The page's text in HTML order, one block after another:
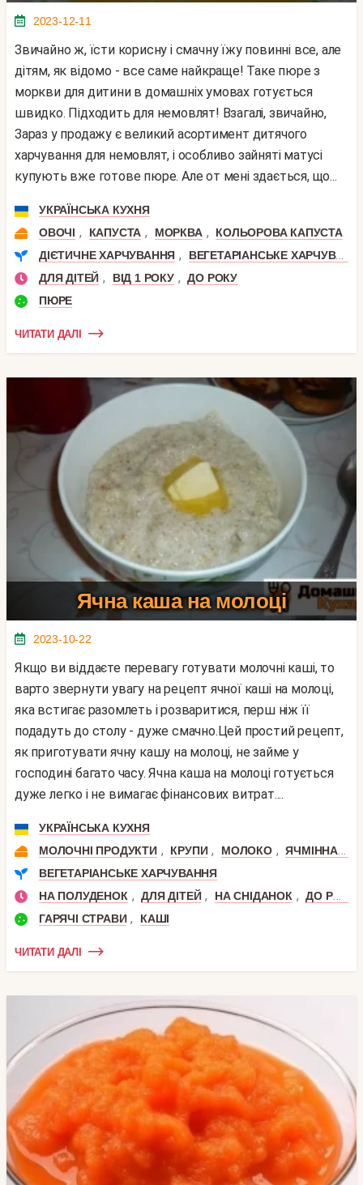
2023-12-11
Звичайно ж, їсти корисну і смачну їжу повинні все, але
дітям, як відомо - все саме найкраще! Таке пюре з
моркви для дитини в домашніх умовах готується
швидко. Підходить для немовлят! Взагалі, звичайно,
Зараз у продажу є великий асортимент дитячого
харчування для немовлят, і особливо зайняті матусі
купують вже готове пюре. Але от мені здається, що...
УКРАЇНСЬКА КУХНЯ
ОВОЧІ , КАПУСТА , МОРКВА ,
КОЛЬОРОВА КАПУСТА
ДІЄТИЧНЕ ХАРЧУВАННЯ ,
ВЕГЕТАРІАНСЬКЕ ХАРЧУВАННЯ
ДЛЯ ДІТЕЙ , ВІД 1 РОКУ , ДО РОКУ
ПЮРЕ
ЧИТАТИ ДАЛІ
Ячна каша на молоці
2023-10-22
Якщо ви віддаєте перевагу готувати молочні каші, то
варто звернути увагу на рецепт ячної каші на молоці,
яка встигає разомлеть і розваритися, перш ніж її
подадуть до столу - дуже смачно.Цей простий рецепт,
як приготувати ячну кашу на молоці, не займе у
господині багато часу. Ячна каша на молоці готується
дуже легко і не вимагає фінансових витрат....
УКРАЇНСЬКА КУХНЯ
МОЛОЧНІ ПРОДУКТИ , КРУПИ , МОЛОКО , ЯЧМІННА КРУПА
ВЕГЕТАРІАНСЬКЕ ХАРЧУВАННЯ
НА ПОЛУДЕНОК , ДЛЯ ДІТЕЙ , НА СНІДАНОК , ДО РОКУ
ГАРЯЧІ СТРАВИ , КАШІ
ЧИТАТИ ДАЛІ